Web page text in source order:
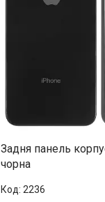
Задня панель
чорна
2236